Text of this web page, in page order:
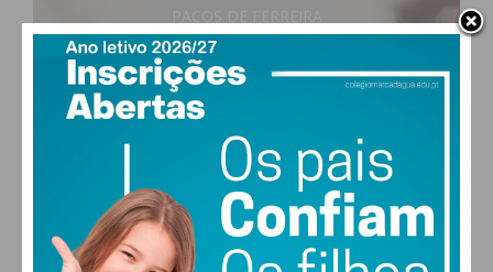
25°
clear sky
58% humidade
29°
SEG
31
TER
31°
QUA
32°
QUI